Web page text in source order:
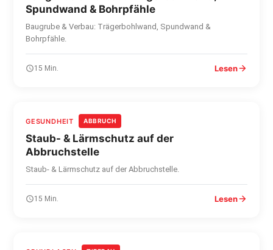
Spundwand & Bohrpfähle
Baugrube & Verbau: Trägerbohlwand, Spundwand &
Bohrpfähle.
15 Min. Lesen
GESUNDHEIT ABBRUCH
Staub- & Lärmschutz auf der
Abbruchstelle
Staub- & Lärmschutz auf der Abbruchstelle.
15 Min. Lesen